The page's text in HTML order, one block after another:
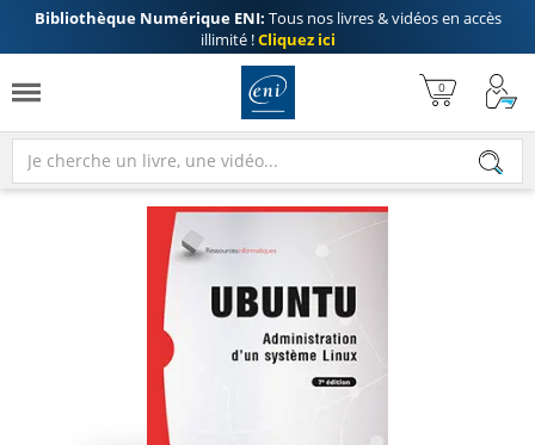
Bibliothèque Numérique ENI: Tous nos livres & vidéos en accès
illimité !Cliquez ici